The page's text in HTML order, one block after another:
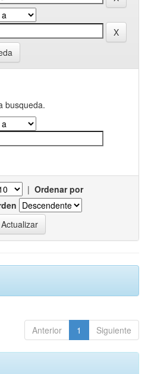
busqueda.
| Ordenar por
Anterior 1 Siguiente